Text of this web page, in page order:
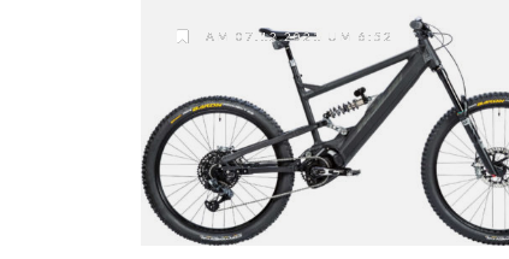
AM 07.12.2021 UM 6:52